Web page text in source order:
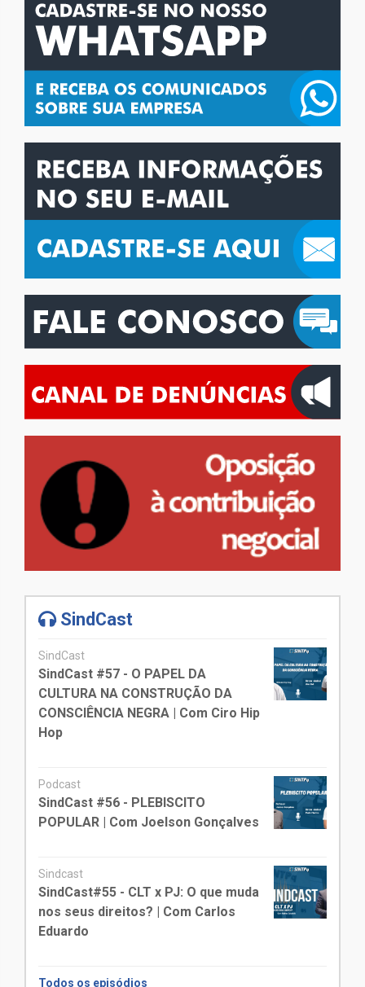
SindCast
SindCast
SindCast #57 - O PAPEL DA
CULTURA NA CONSTRUÇÃO DA
CONSCIÊNCIA NEGRA | Com Ciro Hip
Hop
Podcast
SindCast #56 - PLEBISCITO
POPULAR | Com Joelson Gonçalves
Sindcast
SindCast#55 - CLT x PJ: O que muda
nos seus direitos? | Com Carlos
Eduardo
Todos os episódios